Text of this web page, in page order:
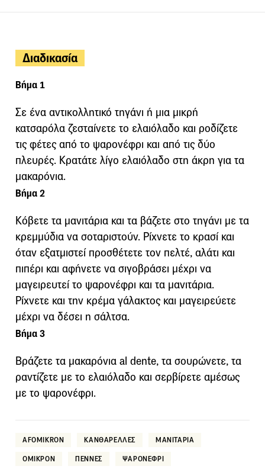
Διαδικασία
Βήμα 1
Σε ένα αντικολλητικό τηγάνι ή μια μικρή
κατσαρόλα ζεσταίνετε το ελαιόλαδο και ροδίζετε
τις φέτες από το ψαρονέφρι και από τις δύο
πλευρές. Κρατάτε λίγο ελαιόλαδο στη άκρη για τα
μακαρόνια.
Βήμα 2
Κόβετε τα μανιτάρια και τα βάζετε στο τηγάνι με τα
κρεμμύδια να σοταριστούν. Ρίχνετε το κρασί και
όταν εξατμιστεί προσθέτετε τον πελτέ, αλάτι και
πιπέρι και αφήνετε να σιγοβράσει μέχρι να
μαγειρευτεί το ψαρονέφρι και τα μανιτάρια.
Ρίχνετε και την κρέμα γάλακτος και μαγειρεύετε
μέχρι να δέσει η σάλτσα.
Βήμα 3
Βράζετε τα μακαρόνια al dente, τα σουρώνετε, τα
ραντίζετε με το ελαιόλαδο και σερβίρετε αμέσως
με το ψαρονέφρι.
AFOMIKRON ΚΑΝΘΑΡΕΛΛΕΣ ΜΑΝΙΤΑΡΙΑ
ΟΜΙΚΡΟΝ ΠΕΝΝΕΣ ΨΑΡΟΝΕΦΡΙ